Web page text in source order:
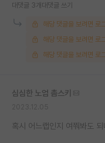
대댓글 3개 대댓글 쓰기
해당 댓글을 보려면 로
해당 댓글을 보려면 로
해당 댓글을 보려면 로
심심한 노엄 촘스키
혹시 어느랩인지 여쭤봐도